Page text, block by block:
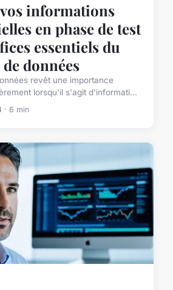
informations
en phase de test
essentiels du
données
revêt une importance
lorsqu'il s'agit d'informati...
· 6 min